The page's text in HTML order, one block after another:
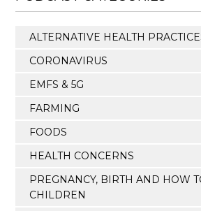
ALTERNATIVE HEALTH
CORONAVIRUS
EMFS & 5G
FARMING
FOODS
HEALTH CONCERNS
PREGNANCY, BIRTH AND HOW
CHILDREN